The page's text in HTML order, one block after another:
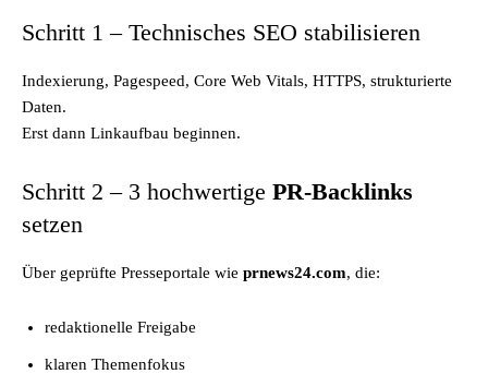
Schritt 1 – Technisches SEO stabilisieren
Indexierung, Pagespeed, Core Web Vitals, HTTPS, strukturierte
Daten.
Erst dann Linkaufbau beginnen.
Schritt 2 – 3 hochwertige PR-Backlinks
setzen
Über geprüfte Presseportale wie prnews24.com, die:
redaktionelle Freigabe
klaren Themenfokus